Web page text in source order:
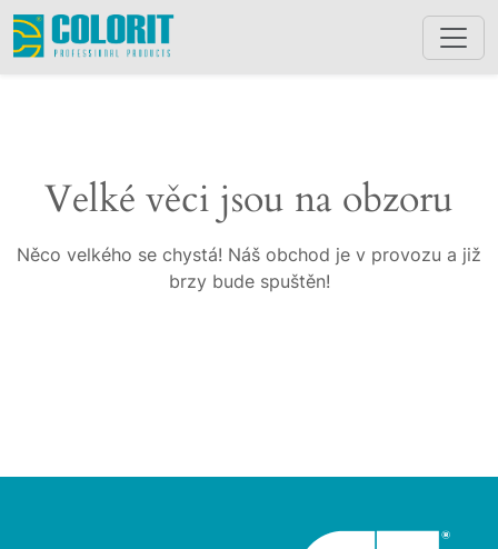
Velké věci jsou na obzoru
Něco velkého se chystá! Náš obchod je v provozu a již
brzy bude spuštěn!